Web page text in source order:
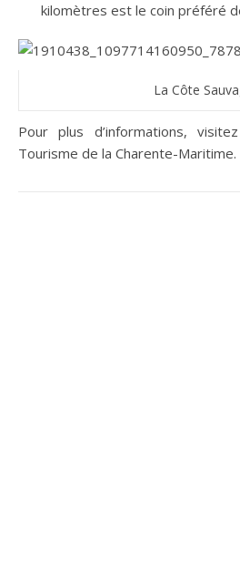
kilomètres est le coin préféré
La Côte
Pour plus d’informations,
Tourisme de la Charente-Maritime.